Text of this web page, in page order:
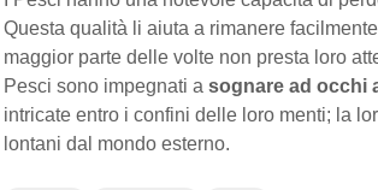
Questa qualità li aiuta a rimanere
maggior parte delle volte non presta loro
Pesci sono impegnati a sognare ad occhi
intricate entro i confini delle loro menti; la
lontani dal mondo esterno.